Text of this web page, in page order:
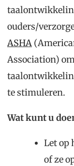
ouders/
ASHA
Association)
te stimuleren.
Wat kunt u
Let op
of ze